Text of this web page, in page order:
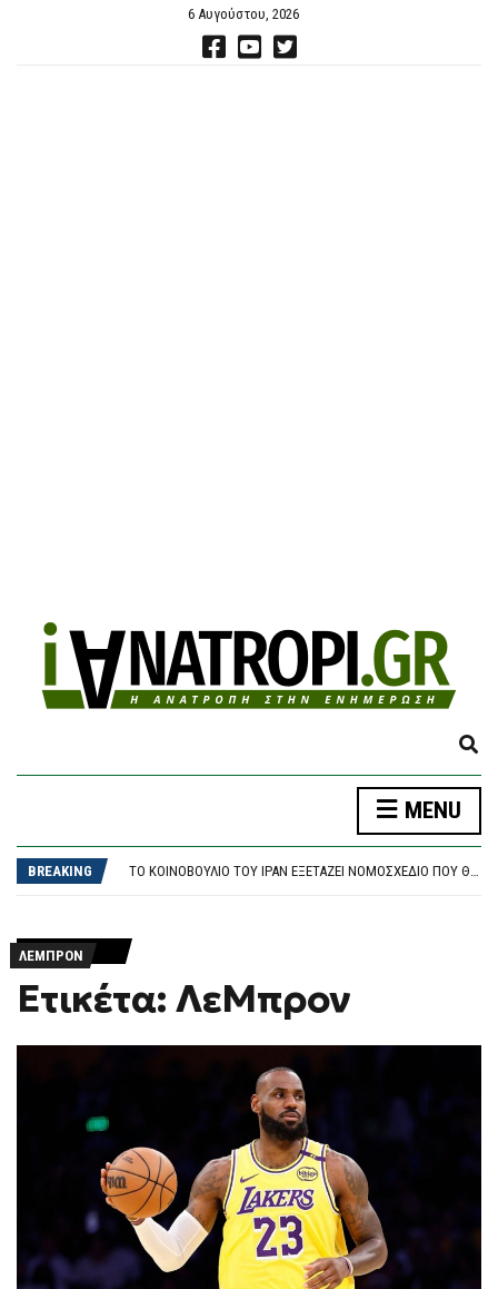
6 Αυγούστου, 2026
E
P
N
O
MENU
BREAKING
ΣΥΝΑΓΕΡΜΌΣ ΓΙΑ ΚΥΒΕΡΝΟΕΠΙΘΈΣΕΙΣ ΣΤΙΣ ΗΠΑ: ΧΆΚΕΡ «ΧΤΥΠΟΎΝ» ΚΟΛΟΣΣΟΎΣ ΜΕ ΈΝΑ ΤΗΛΕΦΏΝΗΜΑ – ΠΏΣ ΠΑΓΙΔΕΎΟΥΝ ΕΡΓΑΖΟΜΈΝΟΥΣ ΚΑΙ ΑΡΠΆΖΟΥΝ ΚΩΔΙΚΟΎΣ
ΤΟ ΚΟΙΝΟΒΟΎΛΙΟ ΤΟΥ ΙΡΆΝ ΕΞΕΤΆΖΕΙ ΝΟΜΟΣΧΈΔΙΟ ΠΟΥ ΘΑ ΑΠΑΓΟΡΕΎΕΙ ΣΕ ΑΜΕΡΙΚΑΝΙΚΆ ΚΑΙ ΙΣΡΑΗΛΙΝΆ ΠΛΟΊΑ ΤΗ ΔΙΈΛΕΥΣΗ ΑΠΌ ΤΑ ΣΤΕΝΆ ΤΟΥ ΟΡΜΟΎΖ
ΛΕΜΠΡΟΝ
Ετικέτα: ΛεΜπρον